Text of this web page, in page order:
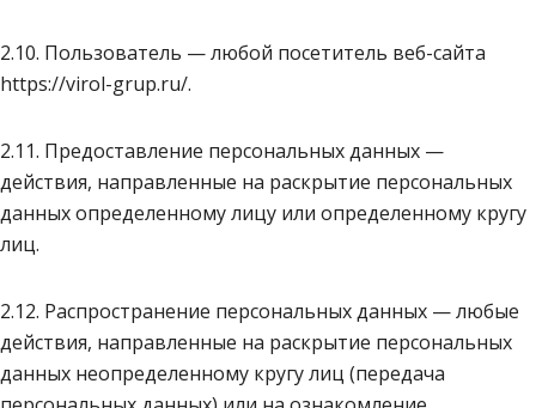
2.10. Пользователь — любой посетитель веб-сайта
https://virol-grup.ru/.
2.11. Предоставление персональных данных —
действия, направленные на раскрытие персональных
данных определенному лицу или определенному кругу
лиц.
2.12. Распространение персональных данных — любые
действия, направленные на раскрытие персональных
данных неопределенному кругу лиц (передача